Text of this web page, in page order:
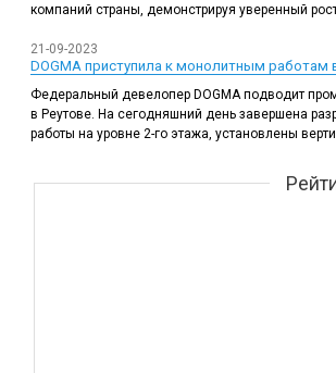
компаний страны, демонстрируя уверенный
21-09-2023
DOGMA приступила к монолитным работам
Федеральный девелопер DOGMA подводит
в Реутове. На сегодняшний день завершена
работы на уровне 2-го этажа, установлены